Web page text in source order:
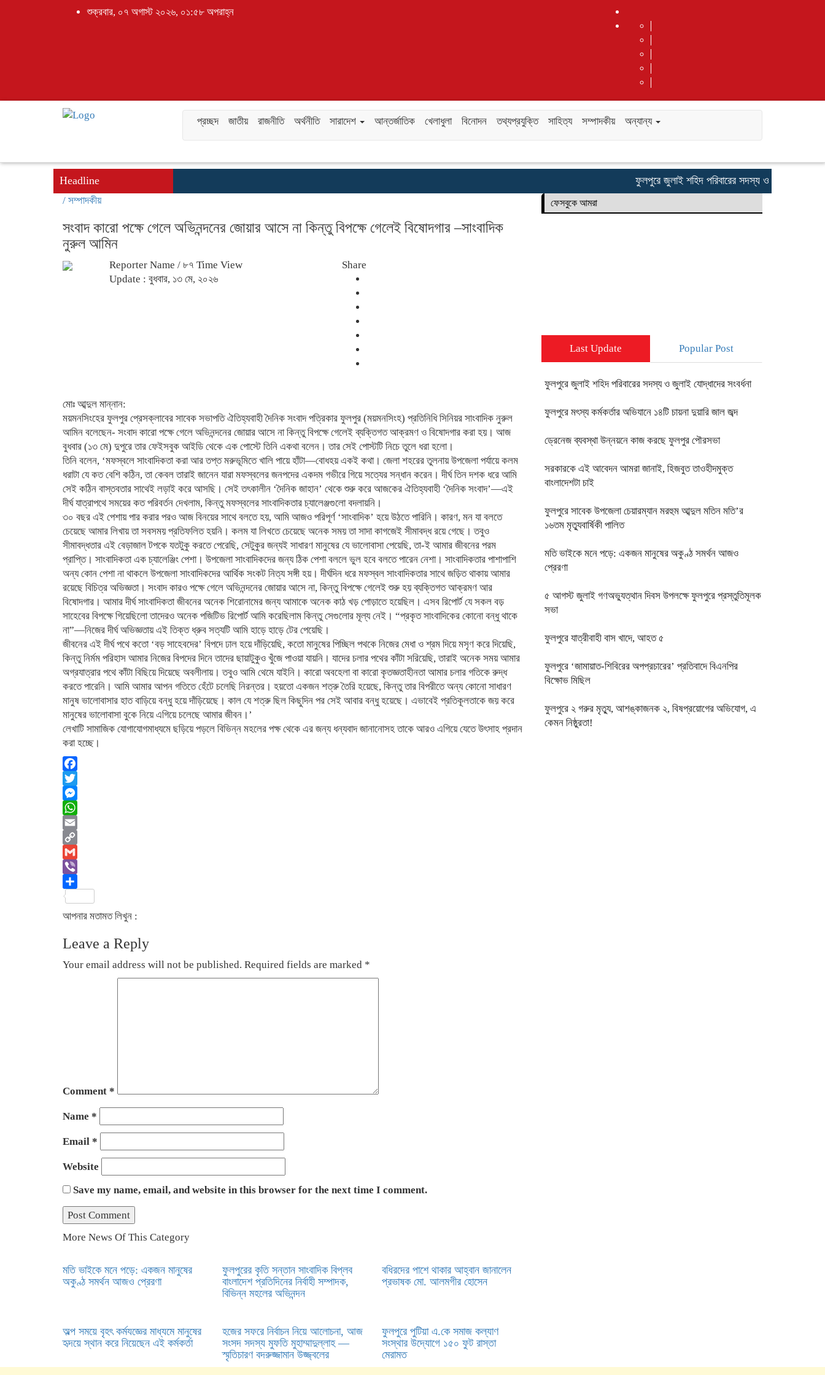
শুক্রবার, ০৭ অগাস্ট ২০২৬, ০১:৫৮ অপরাহ্ন
প্রচ্ছদ জাতীয় রাজনীতি অর্থনীতি সারাদেশ আন্তর্জাতিক খেলাধুলা বিনোদন তথ্যপ্রযুক্তি সাহিত্য সম্পাদকীয় অন্যান্য
Headline ফুলপুরে জুলাই শহিদ পরিবারের সদস্য ও জুলাই যোদ্ধাদের
/ সম্পাদকীয়
সংবাদ কারো পক্ষে গেলে অভিনন্দনের জোয়ার আসে না কিন্তু বিপক্ষে গেলেই বিষোদগার –সাংবাদিক
নুরুল আমিন
Reporter Name / ৮৭ Time View
Update : বুধবার, ১৩ মে, ২০২৬
Share
মোঃ আব্দুল মান্নান:
ময়মনসিংহের ফুলপুর প্রেসক্লাবের সাবেক সভাপতি ঐতিহ্যবাহী দৈনিক সংবাদ পত্রিকার ফুলপুর (ময়মনসিংহ) প্রতিনিধি সিনিয়র সাংবাদিক নুরুল
আমিন বলেছেন- সংবাদ কারো পক্ষে গেলে অভিনন্দনের জোয়ার আসে না কিন্তু বিপক্ষে গেলেই ব্যক্তিগত আক্রমণ ও বিষোদগার করা হয়। আজ
বুধবার (১৩ মে) দুপুরে তার ফেইসবুক আইডি থেকে এক পোস্টে তিনি একথা বলেন। তার সেই পোস্টটি নিচে তুলে ধরা হলো।
তিনি বলেন, ‘মফস্বলে সাংবাদিকতা করা আর তপ্ত মরুভূমিতে খালি পায়ে হাঁটা—বোধহয় একই কথা। জেলা শহরের তুলনায় উপজেলা পর্যায়ে কলম
ধরাটা যে কত বেশি কঠিন, তা কেবল তারাই জানেন যারা মফস্বলের জনপদের একদম গভীরে গিয়ে সত্যের সন্ধান করেন। দীর্ঘ তিন দশক ধরে আমি
সেই কঠিন বাস্তবতার সাথেই লড়াই করে আসছি। সেই তৎকালীন ‘দৈনিক জাহান’ থেকে শুরু করে আজকের ঐতিহ্যবাহী ‘দৈনিক সংবাদ’—এই
দীর্ঘ যাত্রাপথে সময়ের কত পরিবর্তন দেখলাম, কিন্তু মফস্বলের সাংবাদিকতার চ্যালেঞ্জগুলো বদলায়নি।
​৩০ বছর এই পেশায় পার করার পরও আজ বিনয়ের সাথে বলতে হয়, আমি আজও পরিপূর্ণ ‘সাংবাদিক’ হয়ে উঠতে পারিনি। কারণ, মন যা বলতে
চেয়েছে আমার লিখায় তা সবসময় প্রতিফলিত হয়নি। কলম যা লিখতে চেয়েছে অনেক সময় তা সাদা কাগজেই সীমাবদ্ধ রয়ে গেছে। তবুও
সীমাবদ্ধতার এই বেড়াজাল টপকে যতটুকু করতে পেরেছি, সেটুকুর জন্যই সাধারণ মানুষের যে ভালোবাসা পেয়েছি, তা-ই আমার জীবনের পরম
প্রাপ্তি। ​সাংবাদিকতা এক চ্যালেঞ্জিং পেশা। উপজেলা সাংবাদিকদের জন্য ঠিক পেশা বললে ভুল হবে বলতে পারেন নেশা। সাংবাদিকতার পাশাপাশি
অন্য কোন পেশা না থাকলে উপজেলা সাংবাদিকদের আর্থিক সংকট নিত্য সঙ্গী হয়। দীর্ঘদিন ধরে মফস্বল সাংবাদিকতার সাথে জড়িত থাকায় আমার
রয়েছে বিচিত্র অভিজ্ঞতা। সংবাদ কারও পক্ষে গেলে অভিনন্দনের জোয়ার আসে না, কিন্তু বিপক্ষে গেলেই শুরু হয় ব্যক্তিগত আক্রমণ আর
বিষোদগার। আমার দীর্ঘ সাংবাদিকতা জীবনের অনেক শিরোনামের জন্য আমাকে অনেক কাঠ খড় পোড়াতে হয়েছিল। এসব রিপোর্ট যে সকল বড়
সাহেবের বিপক্ষে গিয়েছিলো তাদেরও অনেক পজিটিভ রিপোর্ট আমি করেছিলাম কিন্তু সেগুলোর মূল্য নেই। “প্রকৃত সাংবাদিকের কোনো বন্ধু থাকে
না”—নিজের দীর্ঘ অভিজ্ঞতায় এই তিক্ত ধ্রুব সত্যটি আমি হাড়ে হাড়ে টের পেয়েছি।
​জীবনের এই দীর্ঘ পথে কতো ‘বড় সাহেবদের’ বিপদে ঢাল হয়ে দাঁড়িয়েছি, কতো মানুষের পিচ্ছিল পথকে নিজের মেধা ও শ্রম দিয়ে মসৃণ করে দিয়েছি,
কিন্তু নির্মম পরিহাস আমার নিজের বিপদের দিনে তাদের ছায়াটুকুও খুঁজে পাওয়া যায়নি। যাদের চলার পথের কাঁটা সরিয়েছি, তারাই অনেক সময় আমার
অগ্রযাত্রার পথে কাঁটা বিছিয়ে দিয়েছে অবলীলায়। তবুও আমি থেমে যাইনি। কারো অবহেলা বা কারো কৃতজ্ঞতাহীনতা আমার চলার গতিকে রুদ্ধ
করতে পারেনি। আমি আমার আপন গতিতে হেঁটে চলেছি নিরন্তর। হয়তো একজন শত্রু তৈরি হয়েছে, কিন্তু তার বিপরীতে অন্য কোনো সাধারণ
মানুষ ভালোবাসার হাত বাড়িয়ে বন্ধু হয়ে দাঁড়িয়েছে। কাল যে শত্রু ছিল কিছুদিন পর সেই আবার বন্ধু হয়েছে। এভাবেই প্রতিকূলতাকে জয় করে
মানুষের ভালোবাসা বুকে নিয়ে এগিয়ে চলেছে আমার জীবন।’
লেখাটি সামাজিক যোগাযোগমাধ্যমে ছড়িয়ে পড়লে বিভিন্ন মহলের পক্ষ থেকে এর জন্য ধন্যবাদ জানানোসহ তাকে আরও এগিয়ে যেতে উৎসাহ প্রদান
করা হচ্ছে।
Facebook
Twitter
Messenger
WhatsApp
Email
Copy
Link
Gmail
Viber
আপনার মতামত লিখুন :
Leave a Reply
Your email address will not be published. Required fields are marked *
Comment *
Name *
Email *
Website
Save my name, email, and website in this browser for the next time I comment.
More News Of This Category
মতি ভাইকে মনে পড়ে: একজন মানুষের
অকুণ্ঠ সমর্থন আজও প্রেরণা
ফুলপুরের কৃতি সন্তান সাংবাদিক বিপ্লব
বাংলাদেশ প্রতিদিনের নির্বাহী সম্পাদক,
বিভিন্ন মহলের অভিনন্দন
বধিরদের পাশে থাকার আহ্বান জানালেন
প্রভাষক মো. আলমগীর হোসেন
অল্প সময়ে বৃহৎ কর্মযজ্ঞের মাধ্যমে মানুষের
হৃদয়ে স্থান করে নিয়েছেন এই কর্মকর্তা
হজের সফরে নির্বাচন নিয়ে আলোচনা, আজ
সংসদ সদস্য মুফতি মুহাম্মাদুল্লাহ —
স্মৃতিচারণ বদরুজ্জামান উজ্জ্বলের
ফুলপুরে পুটিয়া এ.কে সমাজ কল্যাণ
সংস্থার উদ্যোগে ১৫০ ফুট রাস্তা
মেরামত
ফেসবুকে আমরা
Last Update Popular Post
ফুলপুরে জুলাই শহিদ পরিবারের সদস্য ও জুলাই যোদ্ধাদের সংবর্ধনা
ফুলপুরে মৎস্য কর্মকর্তার অভিযানে ১৪টি চায়না দুয়ারি জাল জব্দ
ড্রেনেজ ব্যবস্থা উন্নয়নে কাজ করছে ফুলপুর পৌরসভা
সরকারকে এই আবেদন আমরা জানাই, হিজবুত তাওহীদমুক্ত
বাংলাদেশটা চাই
ফুলপুরে সাবেক উপজেলা চেয়ারম্যান মরহুম আব্দুল মতিন মতি’র
১৬তম মৃত্যুবার্ষিকী পালিত
মতি ভাইকে মনে পড়ে: একজন মানুষের অকুণ্ঠ সমর্থন আজও
প্রেরণা
৫ আগস্ট জুলাই গণঅভ্যুত্থান দিবস উপলক্ষে ফুলপুরে প্রস্তুতিমূলক
সভা
ফুলপুরে যাত্রীবাহী বাস খাদে, আহত ৫
ফুলপুরে ‘জামায়াত-শিবিরের অপপ্রচারের’ প্রতিবাদে বিএনপির
বিক্ষোভ মিছিল
ফুলপুরে ২ গরুর মৃত্যু, আশঙ্কাজনক ২, বিষপ্রয়োগের অভিযোগ, এ
কেমন নিষ্ঠুরতা!